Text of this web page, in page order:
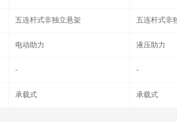
五连杆式非独立悬架 五连杆式非
电动助力 液压助力
- -
承载式 承载式